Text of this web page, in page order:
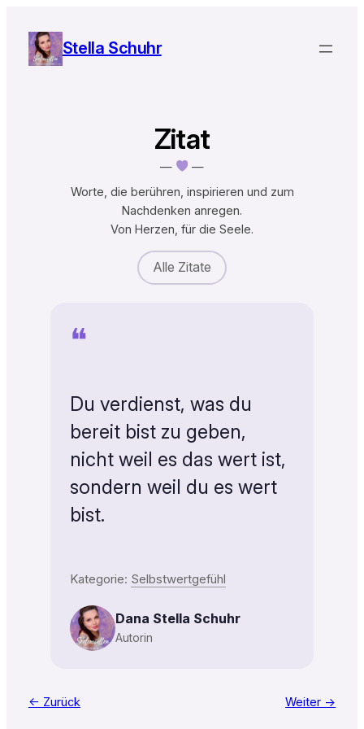
Inhalt
springen
Stella Schuhr
Zitat
—
—
Worte, die berühren, inspirieren und zum
Nachdenken anregen.
Von Herzen, für die Seele.
Alle Zitate
❝
Du verdienst, was du
bereit bist zu geben,
nicht weil es das wert ist,
sondern weil du es wert
bist.
Kategorie: Selbstwertgefühl
Dana Stella Schuhr
Autorin
← Zurück Weiter →